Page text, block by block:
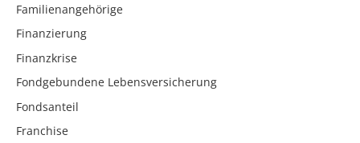
Familienangehörige
Finanzierung
Finanzkrise
Fondgebundene Lebensversicherung
Fondsanteil
Franchise